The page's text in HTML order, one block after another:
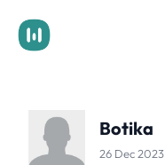
Botika
26 Dec 2023